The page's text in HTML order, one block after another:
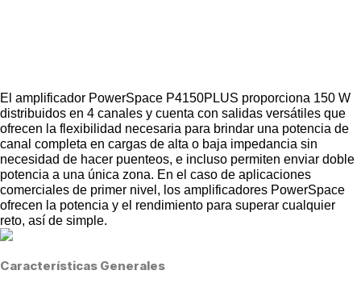
El amplificador PowerSpace P4150PLUS proporciona 150 W
distribuidos en 4 canales y cuenta con salidas versátiles que
ofrecen la flexibilidad necesaria para brindar una potencia de
canal completa en cargas de alta o baja impedancia sin
necesidad de hacer puenteos, e incluso permiten enviar doble
potencia a una única zona. En el caso de aplicaciones
comerciales de primer nivel, los amplificadores PowerSpace
ofrecen la potencia y el rendimiento para superar cualquier
reto, así de simple.
Características Generales